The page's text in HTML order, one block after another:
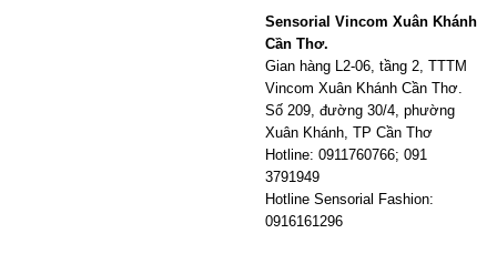
Sensorial Vincom Xuân Khánh
Cần Thơ.
Gian hàng L2-06, tầng 2, TTTM
Vincom Xuân Khánh Cần Thơ.
Số 209, đường 30/4, phường
Xuân Khánh, TP Cần Thơ
Hotline: 0911760766; 091
3791949
Hotline Sensorial Fashion:
0916161296